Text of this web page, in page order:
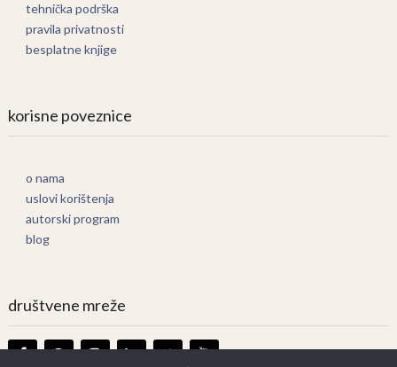
tehnička podrška
pravila privatnosti
besplatne knjige
korisne poveznice
o nama
uslovi korištenja
autorski program
blog
društvene mreže